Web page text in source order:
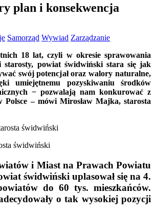
plan i konsekwencja
Samorząd Wywiad Zarządzanie
18 lat, czyli w okresie sprawowania
starosty, powiat świdwiński stara się jak
swój potencjał oraz walory naturalne,
umiejętnemu pozyskiwaniu środków
− pozwalają nam konkurować z
– mówi Mirosław Majka, starosta
świdwiński
i Miast na Prawach Powiatu
świdwiński uplasował się na 4.
do 60 tys. mieszkańców.
o tak wysokiej pozycji